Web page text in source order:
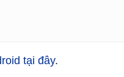
tại đây.